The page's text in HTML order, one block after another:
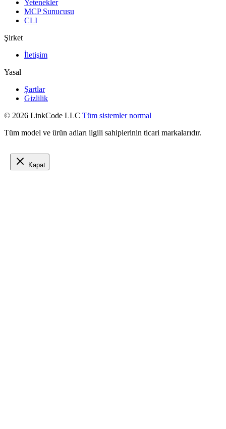
Yetenekler
MCP Sunucusu
CLI
Şirket
İletişim
Yasal
Şartlar
Gizlilik
© 2026 LinkCode LLC Tüm sistemler normal
Tüm model ve ürün adları ilgili sahiplerinin ticari markalarıdır.
Kapat